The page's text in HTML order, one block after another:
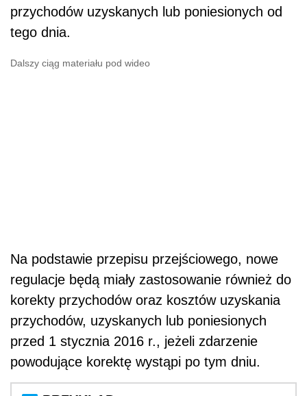
przychodów uzyskanych lub poniesionych od
tego dnia.
Dalszy ciąg materiału pod wideo
Na podstawie przepisu przejściowego, nowe
regulacje będą miały zastosowanie również do
korekty przychodów oraz kosztów uzyskania
przychodów, uzyskanych lub poniesionych
przed 1 stycznia 2016 r., jeżeli zdarzenie
powodujące korektę wystąpi po tym dniu.